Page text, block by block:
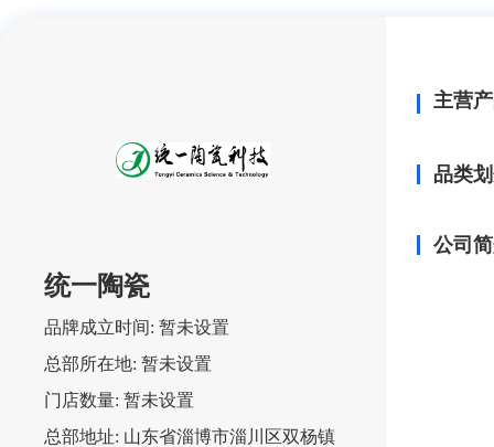
统一陶瓷
品牌成立时间: 暂未设置
总部所在地: 暂未设置
门店数量: 暂未设置
总部地址: 山东省淄博市淄川区双杨镇
主营
品类
公司